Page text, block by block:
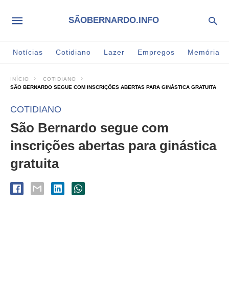
SÃOBERNARDO.INFO
Notícias Cotidiano Lazer Empregos Memória
INÍCIO
COTIDIANO
SÃO BERNARDO SEGUE COM INSCRIÇÕES ABERTAS PARA GINÁSTICA GRATUITA
COTIDIANO
São Bernardo segue com
inscrições abertas para ginástica
gratuita